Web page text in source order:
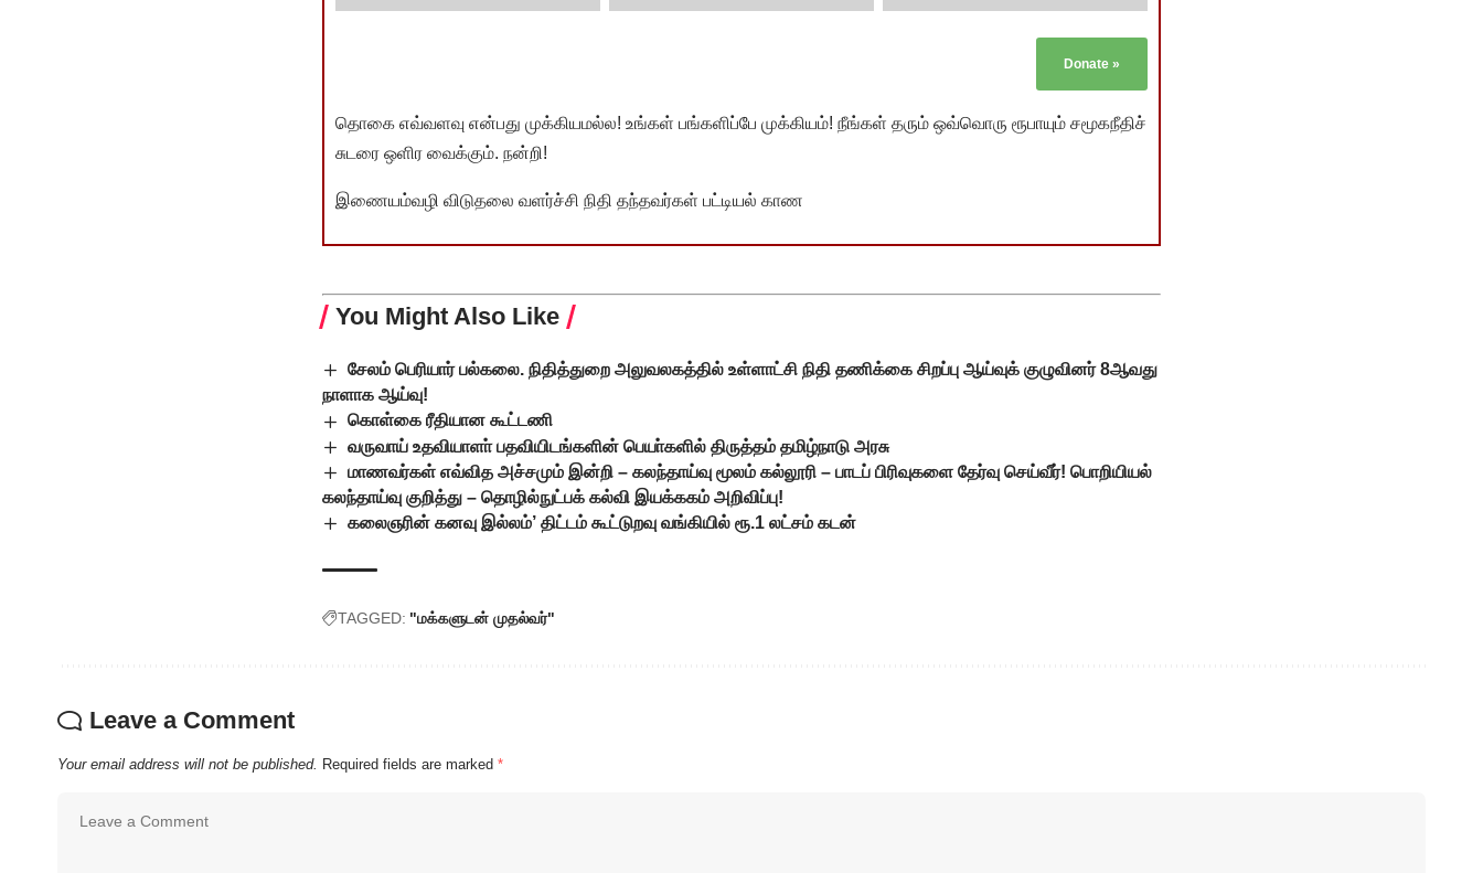
Donate »
தொகை எவ்வளவு என்பது முக்கியமல்ல! உங்கள் பங்களிப்பே முக்கியம்! நீங்கள் தரும் ஒவ்வொரு ரூபாயும் சமூகநீதிச்
சுடரை ஒளிர வைக்கும். நன்றி!
இணையம்வழி விடுதலை வளர்ச்சி நிதி தந்தவர்கள் பட்டியல் காண
You Might Also Like
சேலம் பெரியார் பல்கலை. நிதித்துறை அலுவலகத்தில் உள்ளாட்சி நிதி தணிக்கை சிறப்பு ஆய்வுக் குழுவினர் 8ஆவது
நாளாக ஆய்வு!
கொள்கை ரீதியான கூட்டணி
வருவாய் உதவியாளா் பதவியிடங்களின் பெயா்களில் திருத்தம் தமிழ்நாடு அரசு
மாணவர்கள் எவ்வித அச்சமும் இன்றி – கலந்தாய்வு மூலம் கல்லூரி – பாடப் பிரிவுகளை தேர்வு செய்வீர்! பொறியியல்
கலந்தாய்வு குறித்து – தொழில்நுட்பக் கல்வி இயக்ககம் அறிவிப்பு!
கலைஞரின் கனவு இல்லம்’ திட்டம் கூட்டுறவு வங்கியில் ரூ.1 லட்சம் கடன்
TAGGED: "மக்களுடன் முதல்வர்"
Leave a Comment
Your email address will not be published. Required fields are marked *